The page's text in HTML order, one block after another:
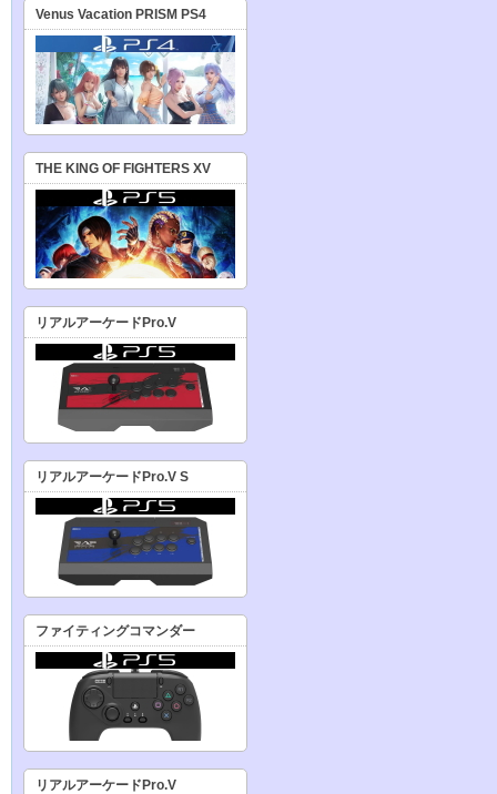
Venus Vacation PRISM PS4
THE KING OF FIGHTERS XV
リアルアーケードPro.V
リアルアーケードPro.V S
ファイティングコマンダー
リアルアーケードPro.V